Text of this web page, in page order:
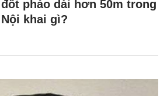
pháo dài hơn 50m trong
khai gì?